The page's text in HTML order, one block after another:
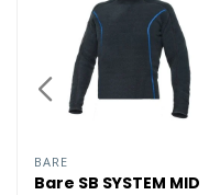
BARE
Bare SB SYSTEM MID